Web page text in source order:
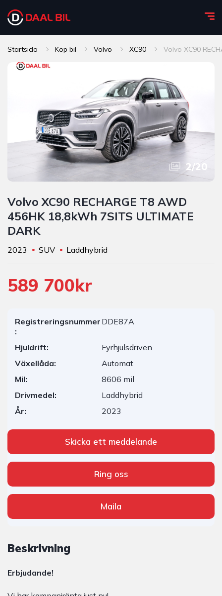
Startsida Köp bil Volvo XC90 Volvo XC90
2/20
Volvo XC90 RECHARGE T8 AWD
456HK 18,8kWh 7SITS ULTIMATE
DARK
2023 SUV Laddhybrid
589 700kr
Registreringsnummer
:
DDE87A
Hjuldrift:
Fyrhjulsdriven
Växellåda:
Automat
Mil:
8606 mil
Drivmedel:
Laddhybrid
År:
2023
Skicka ett meddelande
Ring oss
Maila
Beskrivning
Erbjudande!